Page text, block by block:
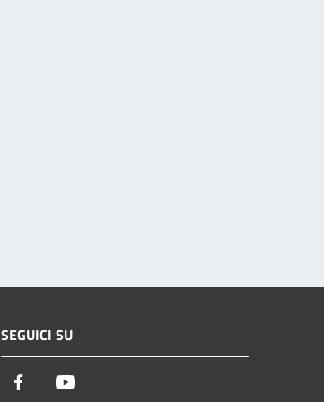
SEGUICI SU
Facebook